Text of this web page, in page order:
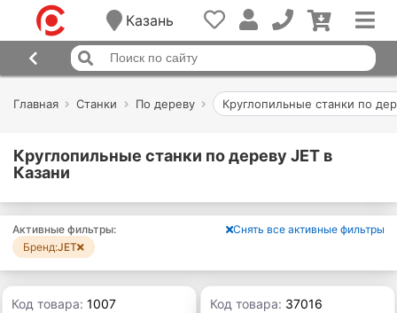
Казань
Главная Станки По дереву Круглопильные станки по
Круглопильные станки по дереву JET в
Казани
Активные фильтры:
Снять все активные фильтры
Бренд:JET
Код товара:1007 Код товара: 37016